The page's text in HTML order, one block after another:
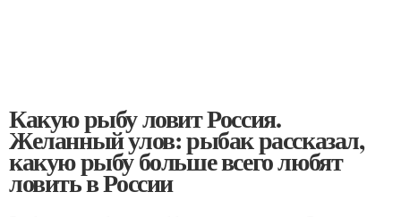
Какую рыбу ловит Россия.
Желанный улов: рыбак рассказал,
какую рыбу больше всего любят
ловить в России